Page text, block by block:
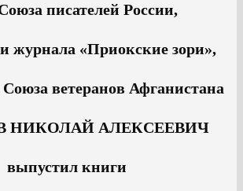
писателей России,
журнала «Приокские зори»,
Союза ветеранов Афганистана
НИКОЛАЙ АЛЕКСЕЕВИЧ
выпустил книги